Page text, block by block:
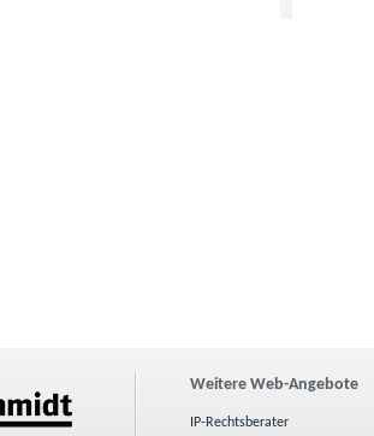
Weitere Web-Angebote
IP-Rechtsberater